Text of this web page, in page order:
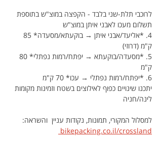
לרוכבי תלת-שני בלבד - הקפצה במוצ"ש בתוספת
תשלום מעכו לאבני איתן במוצ"ש
ק"מ (דרוזי)
ק"מ
6. *יפתח/רמות נפתלי → עכו* 70 ק"מ
יתכנו שינויים כפוף לאילוצים בשטח וזמינות מקומות
לינה/חניה
למסלול המקורי, תמונות, נקודות עניין  והשראה:
bikepacking.co.il/crossland